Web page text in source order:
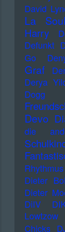
David
La Soul
Harry
Defunkt
Go
Graf
Derya
Dogg
Devo
die
Dieter
Dieter
DiIV
Lowtzow
Chicks